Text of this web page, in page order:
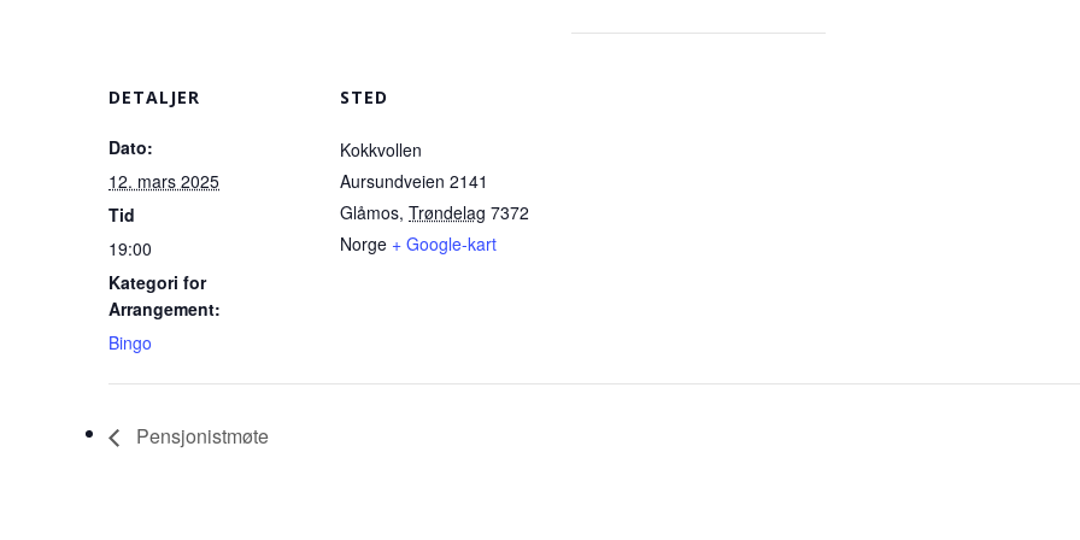
DETALJER
Dato:
12. mars 2025
Tid
19:00
Kategori for
Arrangement:
Bingo
STED
Kokkvollen
Aursundveien 2141
Glåmos, Trøndelag 7372
Norge + Google-kart
Pensjonistmøte